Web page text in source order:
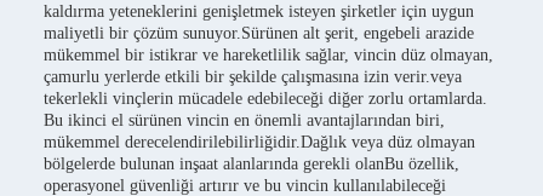
kaldırma yeteneklerini genişletmek isteyen şirketler için uygun
maliyetli bir çözüm sunuyor.Sürünen alt şerit, engebeli arazide
mükemmel bir istikrar ve hareketlilik sağlar, vincin düz olmayan,
çamurlu yerlerde etkili bir şekilde çalışmasına izin verir.veya
tekerlekli vinçlerin mücadele edebileceği diğer zorlu ortamlarda.
Bu ikinci el sürünen vincin en önemli avantajlarından biri,
mükemmel derecelendirilebilirliğidir.Dağlık veya düz olmayan
bölgelerde bulunan inşaat alanlarında gerekli olanBu özellik,
operasyonel güvenliği artırır ve bu vincin kullanılabileceği